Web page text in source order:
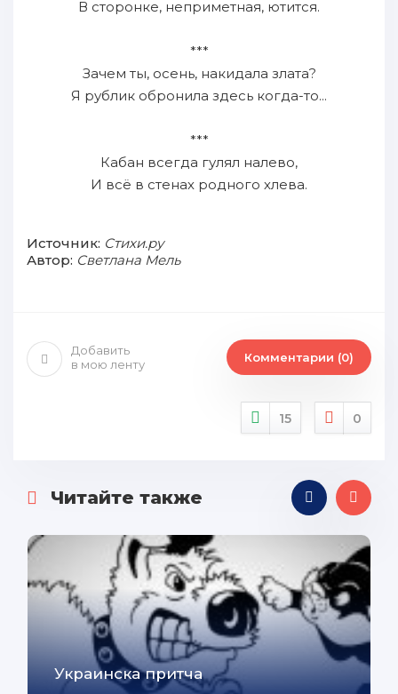
В сторонке, неприметная, ютится.
***
Зачем ты, осень, накидала злата?
Я рублик обронила здесь когда-то...
***
Кабан всегда гулял налево,
И всё в стенах родного хлева.
Источник: Стихи.ру
Автор: Светлана Мель
Добавить
в мою ленту
Комментарии (0)
15 0
Читайте также
Украинска притча